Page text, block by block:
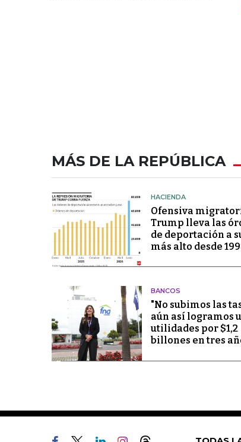
MÁS DE LA REPÚBLICA
HACIENDA
Ofensiva
Trump lleva las
de deportación a
más alto desde
BANCOS
"No subimos las
aún así logramos
utilidades por $1,2
billones en tres